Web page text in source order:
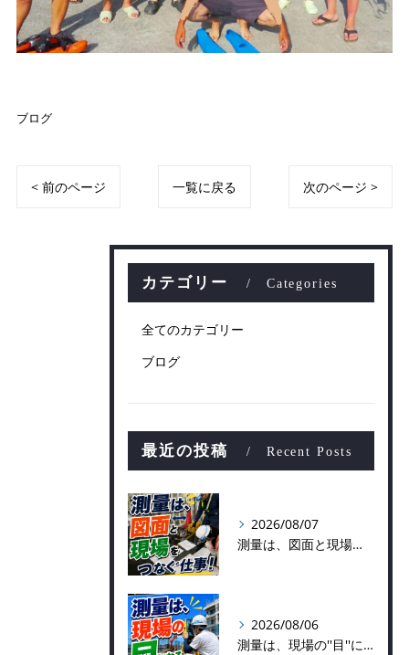
ブログ
< 前のページ 一覧に戻る 次のページ >
カテゴリー Categories
全てのカテゴリー
ブログ
最近の投稿 Recent Posts
2026/08/07
測量は、図面と現場をつなぐ仕事！
2026/08/06
測量は、現場の''目''になる仕事！？